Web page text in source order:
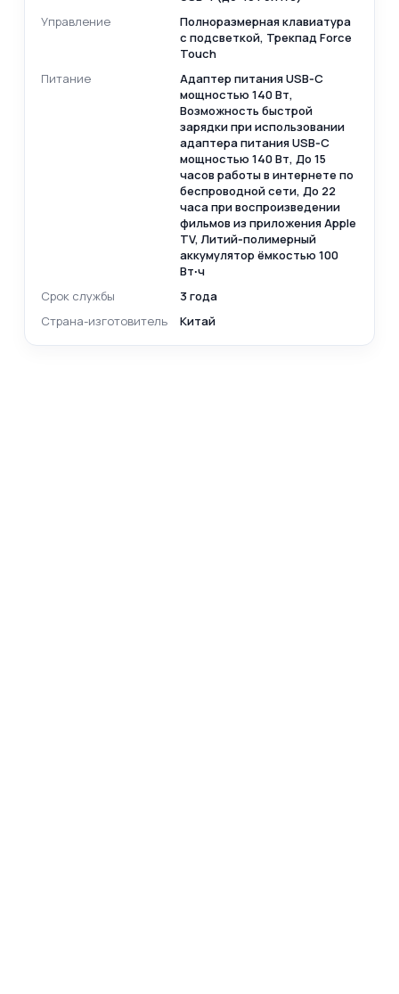
Управление
Полноразмерная клавиатура
с подсветкой, Трекпад Force
Touch
Питание
Адаптер питания USB‑C
мощностью 140 Вт,
Возможность быстрой
зарядки при использовании
адаптера питания USB‑C
мощностью 140 Вт, До 15
часов работы в интернете по
беспроводной сети, До 22
часа при воспроизведении
фильмов из приложения Apple
TV, Литий‑полимерный
аккумулятор ёмкостью 100
Вт∙ч
Срок службы
3 года
Страна-изготовитель
Китай